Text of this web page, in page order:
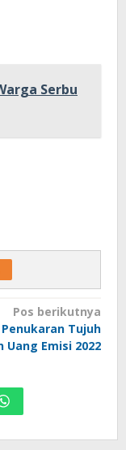
Serbu
Pos berikutnya
Penukaran Tujuh
Uang Emisi 2022